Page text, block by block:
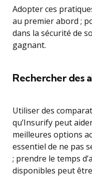
Adopter ces
au premier abord ;
dans la sécurité de
gagnant.
Rechercher des
Utiliser des
qu’Insurify peut
meilleures options
essentiel de ne pas
; prendre le temps
disponibles peut